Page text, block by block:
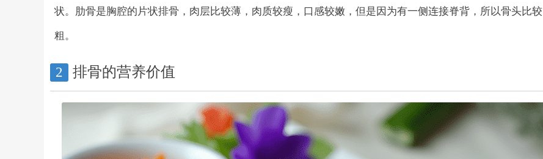
状。肋骨是胸腔的片状排骨，肉层比较薄，肉质较瘦，口感较嫩，但是因为有一侧连接脊背，所以骨头比较
粗。
2 排骨的营养价值